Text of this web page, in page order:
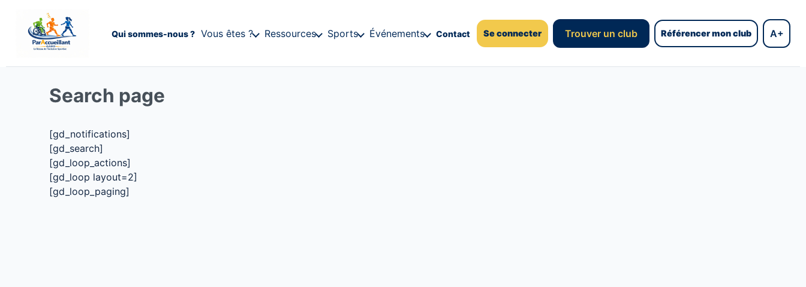
Qui sommes-nous ? Vous êtes ? Ressources Sports Événements Contact Se connecter Trouver un club Référencer mon club A+
Search page
[gd_notifications]
[gd_search]
[gd_loop_actions]
[gd_loop layout=2]
[gd_loop_paging]